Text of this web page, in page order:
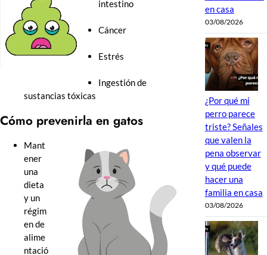
intestino
Cáncer
Estrés
Ingestión de
sustancias tóxicas
Cómo prevenirla en gatos
Mant
ener
una
dieta
y un
régim
en de
alime
ntació
en casa
03/08/2026
¿Por qué mi
perro parece
triste? Señales
que valen la
pena observar
y qué puede
hacer una
familia en casa
03/08/2026